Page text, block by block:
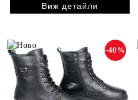
Виж детайли
-40%